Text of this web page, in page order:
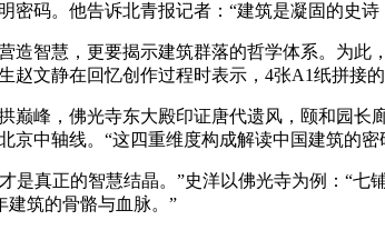
码。他告诉北青报记者：“建筑是凝固的史
智慧，更要揭示建筑群落的哲学体系。为此
文静在回忆创作过程时表示，4张A1纸拼接
，佛光寺东大殿印证唐代遗风，颐和园长
中轴线。“这四重维度构成解读中国建筑的密
真正的智慧结晶。”史洋以佛光寺为例：“七
建筑的骨骼与血脉。”